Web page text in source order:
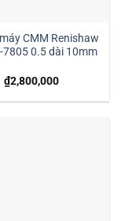
CMM Renishaw
7805 0.5 dài 10mm
₫2,800,000